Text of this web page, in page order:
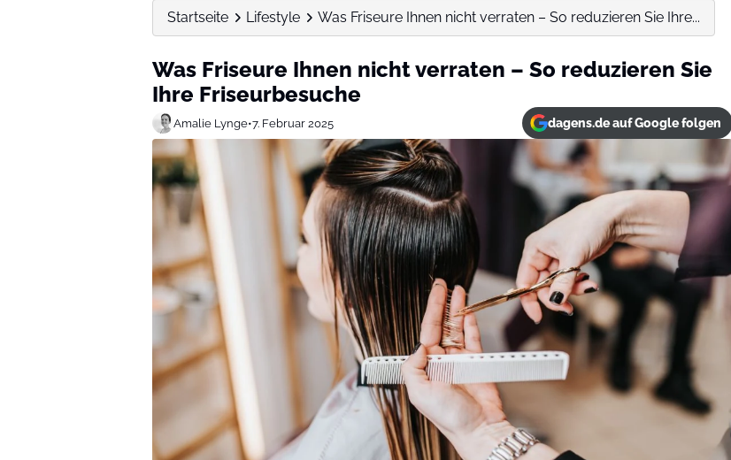
Startseite Lifestyle Was Friseure Ihnen nicht verraten – So reduzieren Sie Ihre...
Was Friseure Ihnen nicht verraten – So reduzieren Sie
Ihre Friseurbesuche
Amalie Lynge•7. Februar 2025 dagens.de auf Google folgen